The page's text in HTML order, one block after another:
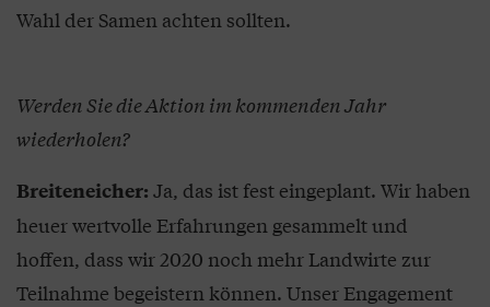
Wahl der Samen achten sollten.
Werden Sie die Aktion im kommenden Jahr
wiederholen?
Breiteneicher: Ja, das ist fest eingeplant. Wir haben
heuer wertvolle Erfahrungen gesammelt und
hoffen, dass wir 2020 noch mehr Landwirte zur
Teilnahme begeistern können. Unser Engagement